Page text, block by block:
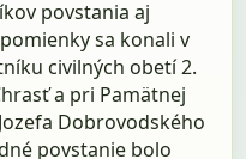
povstania aj
sa konali v
civilných obetí 2.
a pri Pamätnej
Dobrovodského
povstanie bolo